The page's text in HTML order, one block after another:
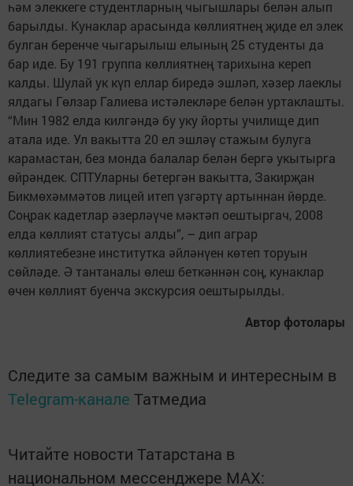
һәм элеккеге студентларның чыгышлары белән алып
барылды. Кунаклар арасында көллиятнең җиде ел элек
булган беренче чыгарылыш елының 25 студенты да
бар иде. Бу 191 группа көллиятнең тарихына кереп
калды. Шулай ук күп еллар биредә эшләп, хәзер лаеклы
ялдагы Гөлзар Галиева истәлекләре белән уртаклашты.
“Мин 1982 елда килгәндә бу уку йорты училище дип
атала иде. Ул вакытта 20 ел эшләү стажым булуга
карамастан, без монда балалар белән бергә укытырга
өйрәндек. СПТУларны бетергән вакытта, Закирҗан
Бикмөхәммәтов лицей итеп үзгәртү артыннан йөрде.
Соңрак кадетлар әзерләүче мәктәп оештыргач, 2008
елда көллият статусы алды”, – дип аграр
көллиятебезне институтка әйләнүен көтеп торуын
сөйләде. Ә тантаналы өлеш беткәннән соң, кунаклар
өчен көллият буенча экскурсия оештырылды.
Автор фотолары
Следите за самым важным и интересным в
Telegram-канале Татмедиа
Читайте новости Татарстана в
национальном мессенджере MАХ: